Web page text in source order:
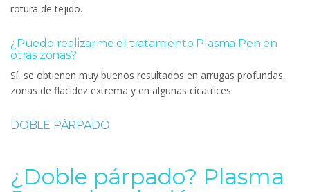
rotura de tejido.
¿Puedo realizarme el tratamiento Plasma Pen en
otras zonas?
Sí, se obtienen muy buenos resultados en arrugas profundas,
zonas de flacidez extrema y en algunas cicatrices.
DOBLE PÁRPADO
¿Doble párpado? Plasma